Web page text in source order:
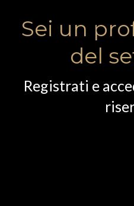
Sei un
del
Registrati e